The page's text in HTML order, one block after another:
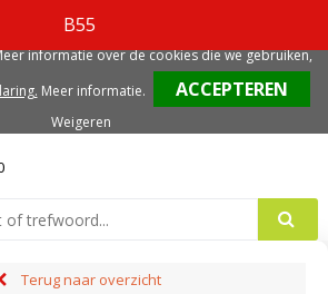
B55
0
Terug naar overzicht
de beste gebruikerservaring, adviseren we deze
informatie over de cookies die we gebruiken,
Meer informatie.
Weigeren